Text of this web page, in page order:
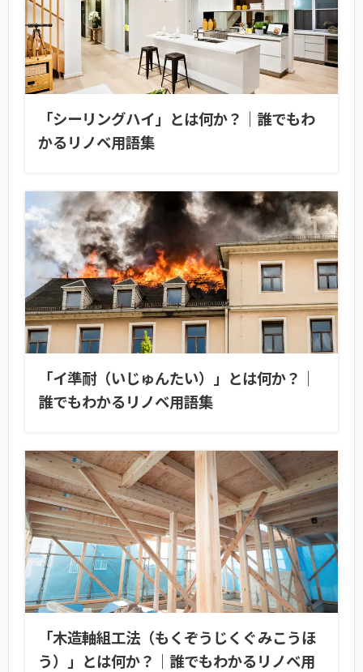
「シーリングハイ」とは何か？｜誰でもわ
かるリノベ用語集
「イ準耐（いじゅんたい）」とは何か？｜
誰でもわかるリノベ用語集
「木造軸組工法（もくぞうじくぐみこうほ
う）」とは何か？｜誰でもわかるリノベ用